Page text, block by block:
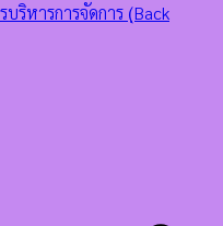
ริหารการจัดการ (ฺBack